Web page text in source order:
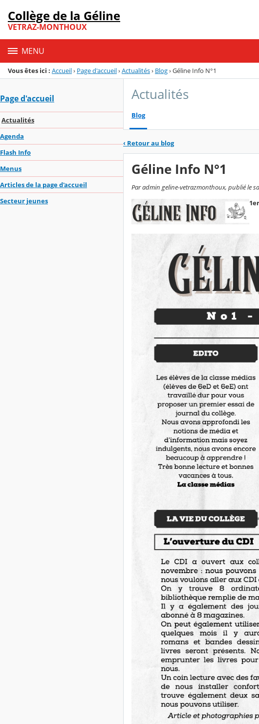
Menu de la rubrique
Contenu
Collège de la Géline
VETRAZ-MONTHOUX
MENU
Vous êtes ici : Accueil› Page d'accueil›Actualités› Blog›Géline Info N°1
Page d'accueil
Actualités
Agenda
Flash Info
Menus
Articles de la page d'accueil
Secteur jeunes
Actualités
Blog
‹ Retour au blog
Géline Info N°1
Par admin geline-vetrazmonthoux, publié le